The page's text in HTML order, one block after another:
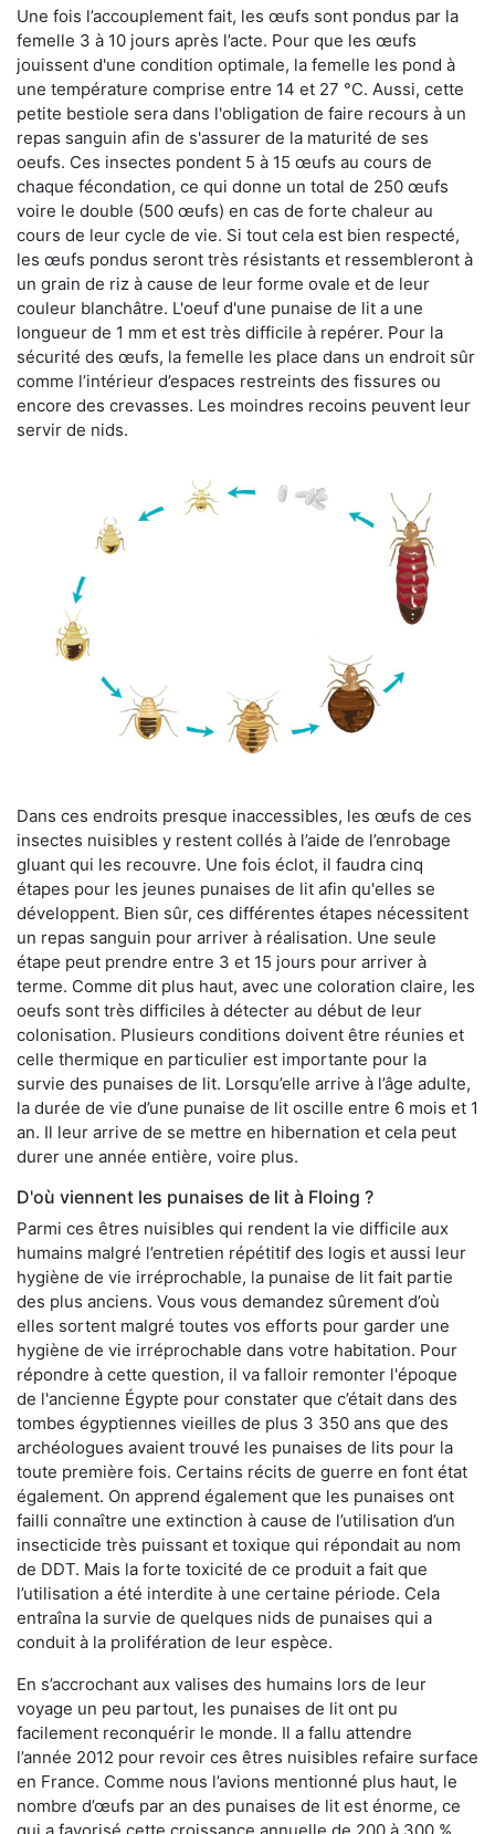
Une fois l’accouplement fait, les œufs sont pondus par la
femelle 3 à 10 jours après l’acte. Pour que les œufs
jouissent d'une condition optimale, la femelle les pond à
une température comprise entre 14 et 27 °C. Aussi, cette
petite bestiole sera dans l'obligation de faire recours à un
repas sanguin afin de s'assurer de la maturité de ses
oeufs. Ces insectes pondent 5 à 15 œufs au cours de
chaque fécondation, ce qui donne un total de 250 œufs
voire le double (500 œufs) en cas de forte chaleur au
cours de leur cycle de vie. Si tout cela est bien respecté,
les œufs pondus seront très résistants et ressembleront à
un grain de riz à cause de leur forme ovale et de leur
couleur blanchâtre. L'oeuf d'une punaise de lit a une
longueur de 1 mm et est très difficile à repérer. Pour la
sécurité des œufs, la femelle les place dans un endroit sûr
comme l’intérieur d’espaces restreints des fissures ou
encore des crevasses. Les moindres recoins peuvent leur
servir de nids.
Dans ces endroits presque inaccessibles, les œufs de ces
insectes nuisibles y restent collés à l’aide de l’enrobage
gluant qui les recouvre. Une fois éclot, il faudra cinq
étapes pour les jeunes punaises de lit afin qu'elles se
développent. Bien sûr, ces différentes étapes nécessitent
un repas sanguin pour arriver à réalisation. Une seule
étape peut prendre entre 3 et 15 jours pour arriver à
terme. Comme dit plus haut, avec une coloration claire, les
oeufs sont très difficiles à détecter au début de leur
colonisation. Plusieurs conditions doivent être réunies et
celle thermique en particulier est importante pour la
survie des punaises de lit. Lorsqu’elle arrive à l’âge adulte,
la durée de vie d’une punaise de lit oscille entre 6 mois et 1
an. Il leur arrive de se mettre en hibernation et cela peut
durer une année entière, voire plus.
D'où viennent les punaises de lit à Floing ?
Parmi ces êtres nuisibles qui rendent la vie difficile aux
humains malgré l’entretien répétitif des logis et aussi leur
hygiène de vie irréprochable, la punaise de lit fait partie
des plus anciens. Vous vous demandez sûrement d’où
elles sortent malgré toutes vos efforts pour garder une
hygiène de vie irréprochable dans votre habitation. Pour
répondre à cette question, il va falloir remonter l'époque
de l'ancienne Égypte pour constater que c’était dans des
tombes égyptiennes vieilles de plus 3 350 ans que des
archéologues avaient trouvé les punaises de lits pour la
toute première fois. Certains récits de guerre en font état
également. On apprend également que les punaises ont
failli connaître une extinction à cause de l’utilisation d’un
insecticide très puissant et toxique qui répondait au nom
de DDT. Mais la forte toxicité de ce produit a fait que
l’utilisation a été interdite à une certaine période. Cela
entraîna la survie de quelques nids de punaises qui a
conduit à la prolifération de leur espèce.
En s’accrochant aux valises des humains lors de leur
voyage un peu partout, les punaises de lit ont pu
facilement reconquérir le monde. Il a fallu attendre
l’année 2012 pour revoir ces êtres nuisibles refaire surface
en France. Comme nous l’avions mentionné plus haut, le
nombre d’œufs par an des punaises de lit est énorme, ce